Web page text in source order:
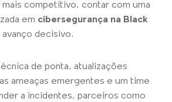
mais competitivo, contar com uma
em cibersegurança na Black
decisivo.
de ponta, atualizações
ameaças emergentes e um time
a incidentes, parceiros como